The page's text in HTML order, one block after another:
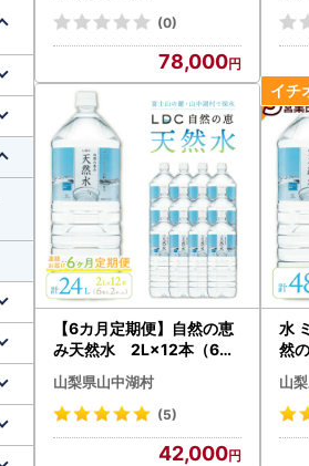
(0)
78,000
【6カ月定期便】自然の恵
み天然水 2L×12本（6本
入り2ケース） 計24L
を6カ月連続でお届け ※
沖縄・離島配送不可
山梨県山中湖村
(5)
42,000
水
然
本
計
ス
島
山